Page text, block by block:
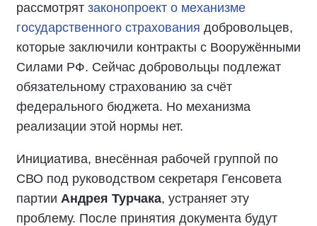
рассмотрят законопроект о механизме
государственного страхования добровольцев,
которые заключили контракты с Вооружёнными
Силами РФ. Сейчас добровольцы подлежат
обязательному страхованию за счёт
федерального бюджета. Но механизма
реализации этой нормы нет.
Инициатива, внесённая рабочей группой по
СВО под руководством секретаря Генсовета
партии Андрея Турчака, устраняет эту
проблему. После принятия документа будут